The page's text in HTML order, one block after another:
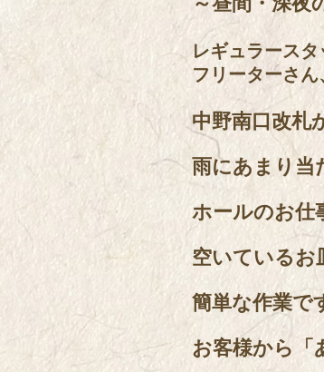
レギュラース
フリーターさ
中野南口改札
雨にあまり当
ホールのお仕
空いているお
簡単な作業で
お客様から「